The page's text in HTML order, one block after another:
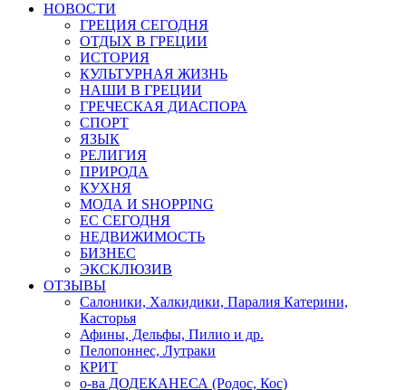
НОВОСТИ
ГРЕЦИЯ СЕГОДНЯ
ОТДЫХ В ГРЕЦИИ
ИСТОРИЯ
КУЛЬТУРНАЯ ЖИЗНЬ
НАШИ В ГРЕЦИИ
ГРЕЧЕСКАЯ ДИАСПОРА
СПОРТ
ЯЗЫК
РЕЛИГИЯ
ПРИРОДА
КУХНЯ
МОДА И SHOPPING
ЕС СЕГОДНЯ
НЕДВИЖИМОСТЬ
БИЗНЕС
ЭКСКЛЮЗИВ
ОТЗЫВЫ
Салоники, Халкидики, Паралия Катерини,
Касторья
Афины, Дельфы, Пилио и др.
Пелопоннес, Лутраки
КРИТ
о-ва ДОДЕКАНЕСА (Родос, Кос)